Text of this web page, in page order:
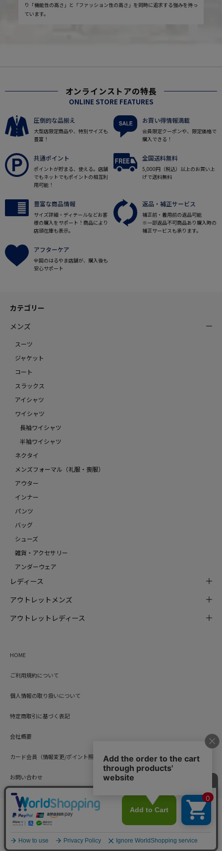
り「機能性の高さ」と「ファッション性の高さ」を同時に追求する強みを持っ
ています。
オンラインストアの特長
ONLINE STORE FEATURES
圧倒的な品揃え
大型店限定商品や、特別サイズも
豊富！
お買い得情報満載
会員限定クーポンや、限定価格で
購入できる！
共通ポイント
ポイントが貯まる、使える。店舗
でもネットでもポイントの相互利
用可能！
全国送料無料
5,000円（税込）以上のお買い上
げで送料無料
豊富な商品情報
サイズ詳細・ディテールなどお客
様の購入をサポート！商品により
店頭在庫も表示。
返品・補正サービス
補正前・着用前の返品可能
※一部返品不可商品あり購入時の
補正サービスも承ります。
アフターケア
全国のはるやま店舗が、購入後も
安心サポート
カテゴリー
メンズ
スーツ
ジャケット
コート
スラックス
アイシャツ
ワイシャツ
長袖ワイシャツ
半袖ワイシャツ
ネクタイ
メンズフォーマル（礼服・喪服）
アウター
インナー
パンツ
バッグ
シューズ
雑貨・アクセサリー
アンダーウェア
レディース
アウトレットメンズ
アウトレットレディース
HOME
ご利用規約について
個人情報の取り扱いについて
特定商取引に基づく表記
会社概要
カード会員（情報変更/ポイント照会）
お問い合わせ
Copyright © HARUYAMA TRADING CO.,LTD. All Rights Reserved.